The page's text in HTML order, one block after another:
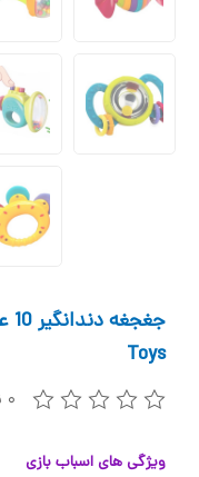
Toys
۰ نظر
ویژگی های اسباب بازی